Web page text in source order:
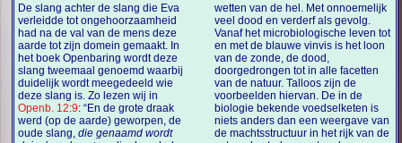
De slang achter de slang die Eva
verleidde tot ongehoorzaamheid
had na de val van de mens deze
aarde tot zijn domein gemaakt. In
het boek Openbaring wordt deze
slang tweemaal genoemd waarbij
duidelijk wordt meegedeeld wie
deze slang is. Zo lezen wij in
Openb. 12:9: “En de grote draak
werd (op de aarde) geworpen, de
oude slang,die genaamd wordt
wetten van de hel. Met onnoemelijk
veel dood en verderf als gevolg.
Vanaf het microbiologische leven tot
en met de blauwe vinvis is het loon
van de zonde, de dood,
doorgedrongen tot in alle facetten
van de natuur. Talloos zijn de
voorbeelden hiervan. De in de
biologie bekende voedselketen is
niets anders dan een weergave van
de machtsstructuur in het rijk van de